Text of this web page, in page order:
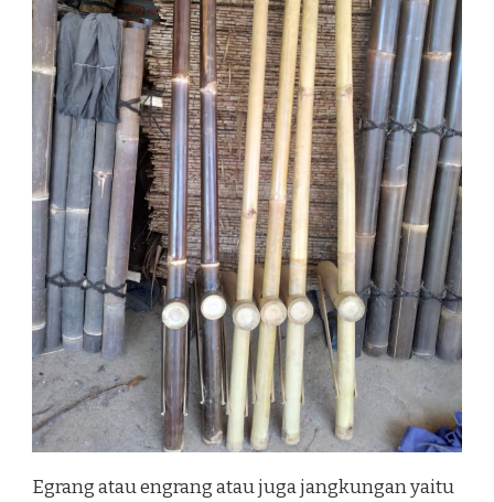
Egrang atau engrang atau juga jangkungan yaitu